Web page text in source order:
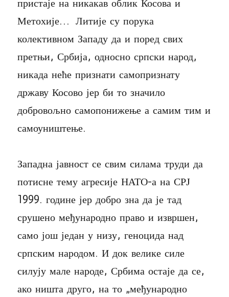
пристаје на никакав облик Косова и
Метохије… Литије су порука
колективном Западу да и поред свих
претњи, Србија, односно српски народ,
никада неће признати самопризнату
државу Косово јер би то значило
добровољно самопонижење а самим тим и
самоуништење.
Западна јавност се свим силама труди да
потисне тему агресије НАТО-а на СРЈ
1999. године јер добро зна да је тад
срушено међународно право и извршен,
само још један у низу, геноцида над
српским народом. И док велике силе
силују мале народе, Србима остаје да се,
ако ништа друго, на то „међународно